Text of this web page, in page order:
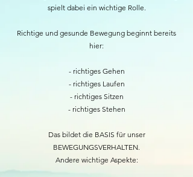
spielt dabei ein wichtige Rolle.
Richtige und gesunde Bewegung beginnt bereits
hier:
- richtiges Gehen
- richtiges Laufen
- richtiges Sitzen
- richtiges Stehen
Das bildet die BASIS für unser
BEWEGUNGSVERHALTEN.
Andere wichtige Aspekte: